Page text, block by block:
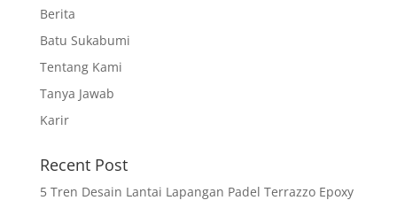
Berita
Batu Sukabumi
Tentang Kami
Tanya Jawab
Karir
Recent Post
5 Tren Desain Lantai Lapangan Padel Terrazzo Epoxy